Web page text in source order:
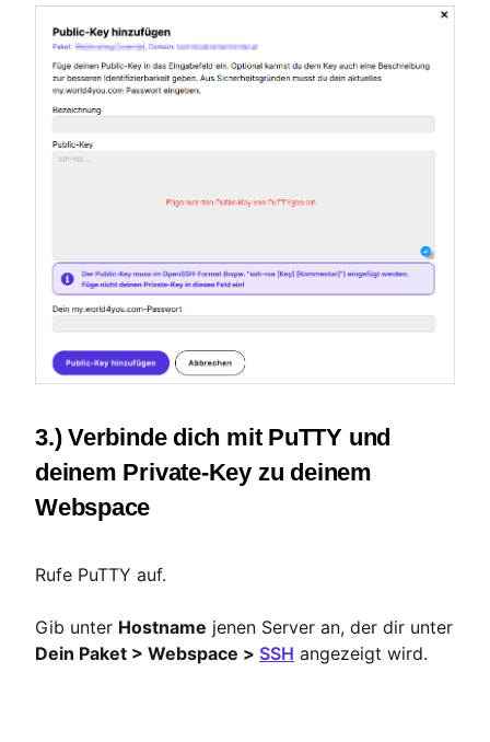
3.) Verbinde dich mit PuTTY und
deinem Private-Key zu deinem
Webspace
Rufe PuTTY auf.
Gib unter Hostname jenen Server an, der dir unter
Dein Paket > Webspace > SSH angezeigt wird.